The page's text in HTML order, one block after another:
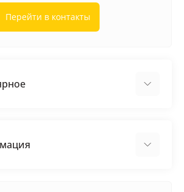
Перейти в контакты
смесь